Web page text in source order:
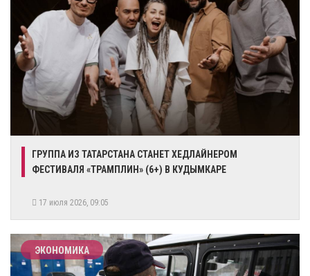
ГРУППА ИЗ ТАТАРСТАНА СТАНЕТ ХЕДЛАЙНЕРОМ
ФЕСТИВАЛЯ «ТРАМПЛИН» (6+) В КУДЫМКАРЕ
17 июля 2026, 09:05
ЭКОНОМИКА